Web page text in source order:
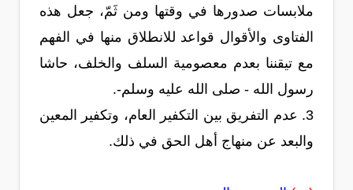
ملابسات صدورها في وقتها ومن ثَمّ، جعل هذه
الفتاوى والأقوال قواعد للانطلاق منها في الفهم
مع تيقننا بعدم معصومية السلف والخلف، حاشا
رسول الله - صلى الله عليه وسلم-.
3. عدم التفريق بين التكفير العام، وتكفير المعين
والبعد عن منهاج أهل الحق في ذلك.